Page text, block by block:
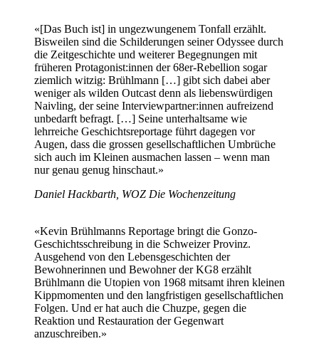
«[Das Buch ist] in ungezwungenem Tonfall erzählt.
Bisweilen sind die Schilderungen seiner Odyssee durch
die Zeitgeschichte und weiterer Begegnungen mit
früheren Protagonist:innen der 68er-Rebellion sogar
ziemlich witzig: Brühlmann […] gibt sich dabei aber
weniger als wilden Outcast denn als liebenswürdigen
Naivling, der seine Interviewpartner:innen aufreizend
unbedarft befragt. […] Seine unterhaltsame wie
lehrreiche Geschichtsreportage führt dagegen vor
Augen, dass die grossen gesellschaftlichen Umbrüche
sich auch im Kleinen ausmachen lassen – wenn man
nur genau genug hinschaut.»
Daniel Hackbarth, WOZ Die Wochenzeitung
«Kevin Brühlmanns Reportage bringt die Gonzo-
Geschichtsschreibung in die Schweizer Provinz.
Ausgehend von den Lebensgeschichten der
Bewohnerinnen und Bewohner der KG8 erzählt
Brühlmann die Utopien von 1968 mitsamt ihren kleinen
Kippmomenten und den langfristigen gesellschaftlichen
Folgen. Und er hat auch die Chuzpe, gegen die
Reaktion und Restauration der Gegenwart
anzuschreiben.»